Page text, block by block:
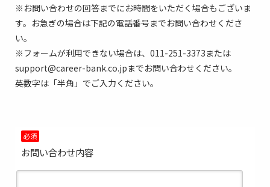
※お問い合わせの回答までにお時間をいただく場合もございま
す。お急ぎの場合は下記の電話番号までお問い合わせくださ
い。
※フォームが利用できない場合は、011-251-3373または
support@career-bank.co.jpまでお問い合わせください。
英数字は「半角」でご入力ください。
必須
お問い合わせ内容